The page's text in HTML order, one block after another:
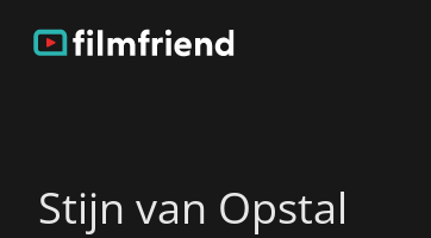
Stijn van Opstal